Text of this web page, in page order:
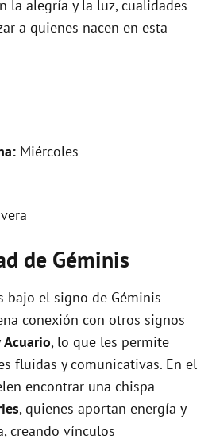
la alegría y la luz, cualidades
a quienes nacen en esta
Miércoles
de Géminis
bajo el signo de Géminis
conexión con otros signos
Acuario, lo que les permite
fluidas y comunicativas. En el
encontrar una chispa
, quienes aportan energía y
creando vínculos